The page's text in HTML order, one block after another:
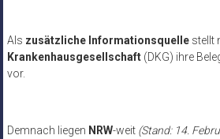
Als zusätzliche Informationsquellestellt
Krankenhausgesellschaft(DKG) ihre
vor.
Demnach liegen NRW-weit (Stand: 14.